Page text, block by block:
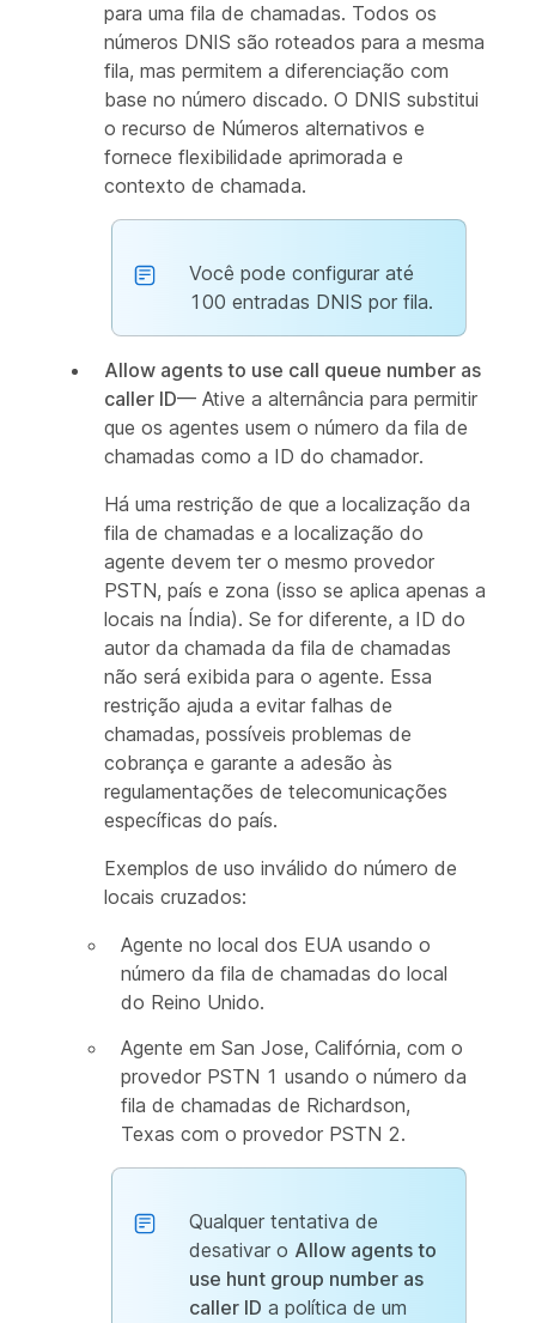
para uma fila de chamadas. Todos os
números DNIS são roteados para a mesma
fila, mas permitem a diferenciação com
base no número discado. O DNIS substitui
o recurso de Números alternativos e
fornece flexibilidade aprimorada e
contexto de chamada.
Você pode configurar até
100 entradas DNIS por fila.
Allow agents to use call queue number as
caller ID— Ative a alternância para permitir
que os agentes usem o número da fila de
chamadas como a ID do chamador.
Há uma restrição de que a localização da
fila de chamadas e a localização do
agente devem ter o mesmo provedor
PSTN, país e zona (isso se aplica apenas a
locais na Índia). Se for diferente, a ID do
autor da chamada da fila de chamadas
não será exibida para o agente. Essa
restrição ajuda a evitar falhas de
chamadas, possíveis problemas de
cobrança e garante a adesão às
regulamentações de telecomunicações
específicas do país.
Exemplos de uso inválido do número de
locais cruzados:
Agente no local dos EUA usando o
número da fila de chamadas do local
do Reino Unido.
Agente em San Jose, Califórnia, com o
provedor PSTN 1 usando o número da
fila de chamadas de Richardson,
Texas com o provedor PSTN 2.
Qualquer tentativa de
desativar o Allow agents to
use hunt group number as
caller ID a política de um